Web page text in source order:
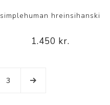
simplehuman hreinsihanski
1.450 kr.
3